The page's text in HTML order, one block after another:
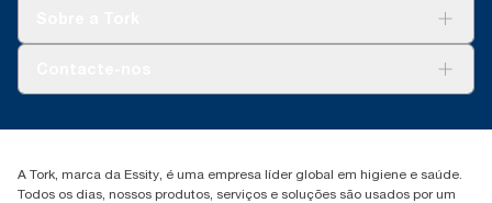
+351 218 985 110
A Tork, marca da Essity, é uma empresa líder global em higiene e saúde.
Todos os dias, nossos produtos, serviços e soluções são usados por um